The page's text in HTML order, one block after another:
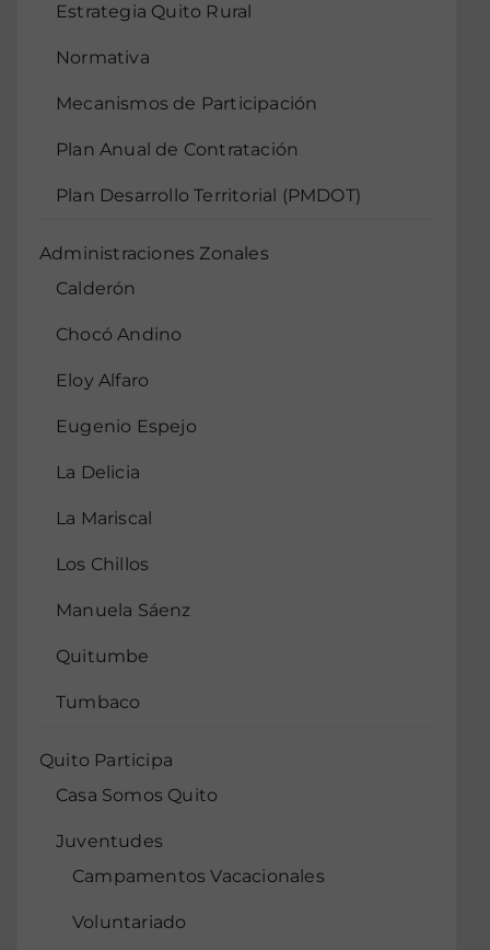
Estrategia Quito Rural
Normativa
Mecanismos de Participación
Plan Anual de Contratación
Plan Desarrollo Territorial (PMDOT)
Administraciones Zonales
Calderón
Chocó Andino
Eloy Alfaro
Eugenio Espejo
La Delicia
La Mariscal
Los Chillos
Manuela Sáenz
Quitumbe
Tumbaco
Quito Participa
Casa Somos Quito
Juventudes
Campamentos Vacacionales
Voluntariado